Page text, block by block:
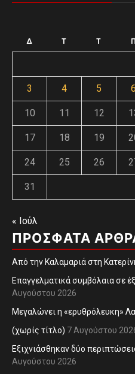
Δ Τ Τ Π
3 4 5 6
10 11 12
17 18 19
24 25 26
31
« Ιούλ
ΠΡΌΣΦΑΤΑ
Από την Καλαμαριά στη
Επαγγελματικά συμβόλαια σε
Αυγούστου 2026
Μεγαλώνει η «ερυθρόλευκη»
(χωρίς τίτλο) 7 Αυγούστου
Εξιχνιάσθηκαν δύο
Αυγούστου 2026